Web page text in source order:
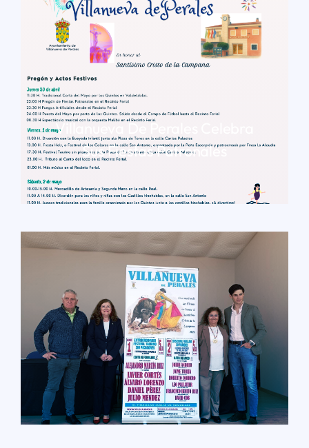
Villanueva De Perales Celebra
Sus Fiestas Patronales
LEER MÁS